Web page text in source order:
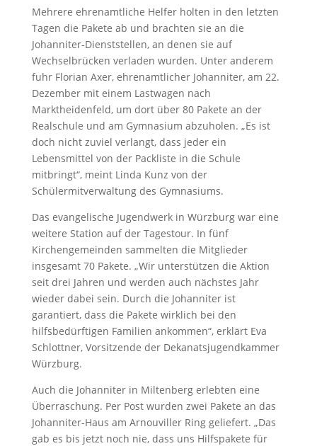
Mehrere ehrenamtliche Helfer holten in den letzten
Tagen die Pakete ab und brachten sie an die
Johanniter-Dienststellen, an denen sie auf
Wechselbrücken verladen wurden. Unter anderem
fuhr Florian Axer, ehrenamtlicher Johanniter, am 22.
Dezember mit einem Lastwagen nach
Marktheidenfeld, um dort über 80 Pakete an der
Realschule und am Gymnasium abzuholen. „Es ist
doch nicht zuviel verlangt, dass jeder ein
Lebensmittel von der Packliste in die Schule
mitbringt“, meint Linda Kunz von der
Schülermitverwaltung des Gymnasiums.
Das evangelische Jugendwerk in Würzburg war eine
weitere Station auf der Tagestour. In fünf
Kirchengemeinden sammelten die Mitglieder
insgesamt 70 Pakete. „Wir unterstützen die Aktion
seit drei Jahren und werden auch nächstes Jahr
wieder dabei sein. Durch die Johanniter ist
garantiert, dass die Pakete wirklich bei den
hilfsbedürftigen Familien ankommen“, erklärt Eva
Schlottner, Vorsitzende der Dekanatsjugendkammer
Würzburg.
Auch die Johanniter in Miltenberg erlebten eine
Überraschung. Per Post wurden zwei Pakete an das
Johanniter-Haus am Arnouviller Ring geliefert. „Das
gab es bis jetzt noch nie, dass uns Hilfspakete für